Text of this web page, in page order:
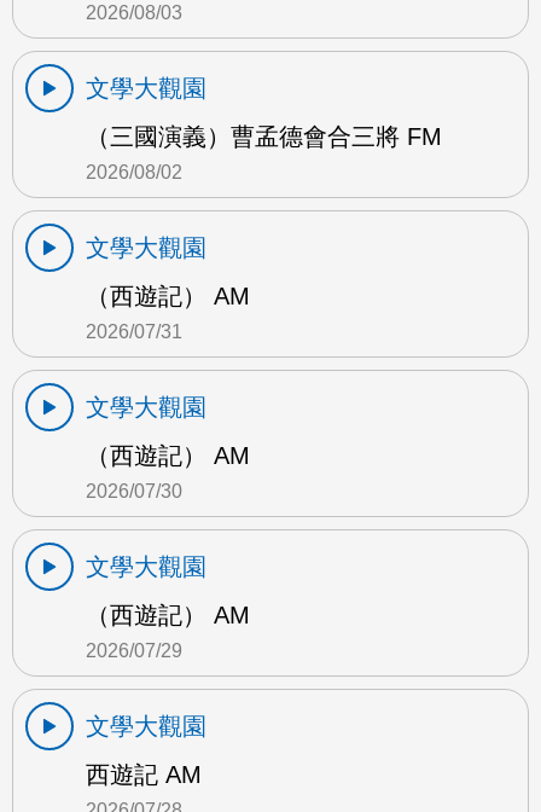
2026/08/03
文學大觀園
（三國演義）曹孟德會合三將 FM
2026/08/02
文學大觀園
（西遊記） AM
2026/07/31
文學大觀園
（西遊記） AM
2026/07/30
文學大觀園
（西遊記） AM
2026/07/29
文學大觀園
西遊記 AM